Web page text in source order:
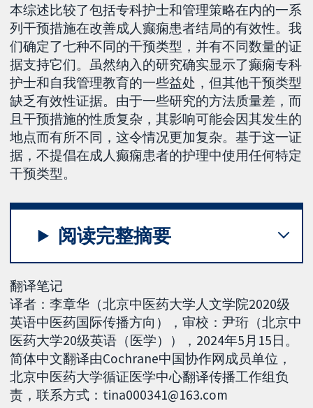
本综述比较了包括专科护士和管理策略在内的一系
列干预措施在改善成人癫痫患者结局的有效性。我
们确定了七种不同的干预类型，并有不同数量的证
据支持它们。虽然纳入的研究确实显示了癫痫专科
护士和自我管理教育的一些益处，但其他干预类型
缺乏有效性证据。由于一些研究的方法质量差，而
且干预措施的性质复杂，其影响可能会因其发生的
地点而有所不同，这令情况更加复杂。基于这一证
据，不提倡在成人癫痫患者的护理中使用任何特定
干预类型。
阅读完整摘要
翻译笔记
译者：李章华（北京中医药大学人文学院2020级
英语中医药国际传播方向），审校：尹珩（北京中
医药大学20级英语（医学）），2024年5月15日。
简体中文翻译由Cochrane中国协作网成员单位，
北京中医药大学循证医学中心翻译传播工作组负
责，联系方式：tina000341@163.com